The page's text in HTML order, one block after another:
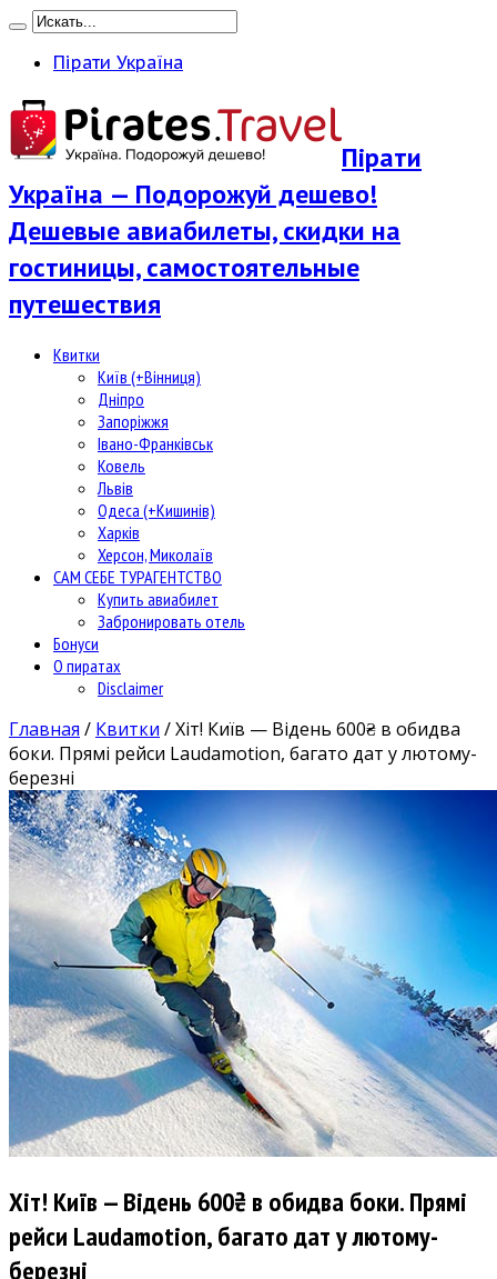
Пірати Україна
Пірати
Україна — Подорожуй дешево!
Дешевые авиабилеты, скидки на
гостиницы, самостоятельные
путешествия
Квитки
Київ (+Вінниця)
Дніпро
Запоріжжя
Івано-Франківськ
Ковель
Львів
Одеса (+Кишинів)
Харків
Херсон, Миколаїв
САМ СЕБЕ ТУРАГЕНТСТВО
Купить авиабилет
Забронировать отель
Бонуси
О пиратах
Disclaimer
Главная / Квитки /Хіт! Київ — Відень 600₴ в обидва
боки. Прямі рейси Laudamotion, багато дат у лютому-
березні
Хіт! Київ — Відень 600₴ в обидва боки. Прямі
рейси Laudamotion, багато дат у лютому-
березні